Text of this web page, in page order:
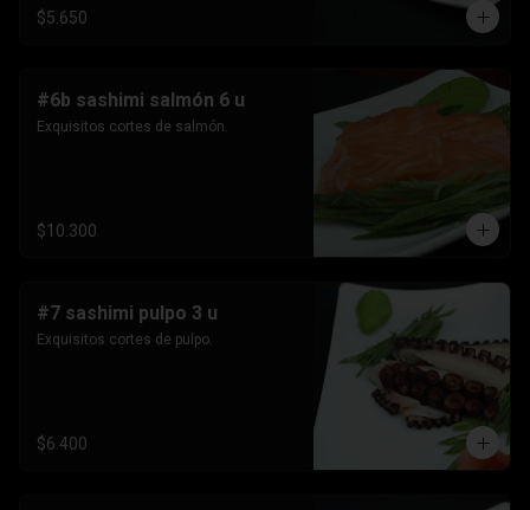
$5.650
#6b sashimi salmón 6 u
Exquisitos cortes de salmón.
$10.300
#7 sashimi pulpo 3 u
Exquisitos cortes de pulpo.
$6.400